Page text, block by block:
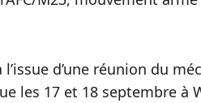
d’une réunion du
les 17 et 18 septembre à